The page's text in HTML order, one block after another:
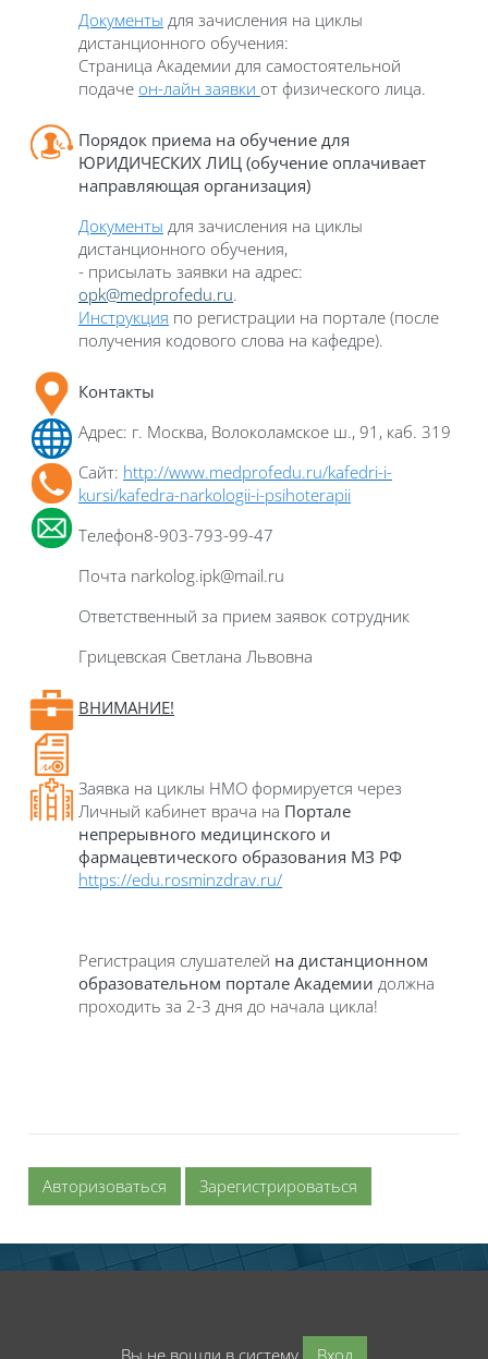
Документы для зачисления на циклы
дистанционного обучения:
Страница Академии для самостоятельной
подаче он-лайн заявки от физического лица.
Порядок приема на обучение для
ЮРИДИЧЕСКИХ ЛИЦ (обучение оплачивает
направляющая организация)
Документы для зачисления на циклы
дистанционного обучения,
- присылать заявки на адрес:
opk@medprofedu.ru.
Инструкция по регистрации на портале (после
получения кодового слова на кафедре).
Контакты
Адрес: г. Москва, Волоколамское ш., 91, каб. 319
Сайт: http://www.medprofedu.ru/kafedri-i-
kursi/kafedra-narkologii-i-psihoterapii
Телефон8-903-793-99-47
Почта narkolog.ipk@mail.ru
Ответственный за прием заявок сотрудник
Грицевская Светлана Львовна
ВНИМАНИЕ!
Заявка на циклы НМО формируется через
Личный кабинет врача на Портале
непрерывного медицинского и
фармацевтического образования МЗ РФ
https://edu.rosminzdrav.ru/
Регистрация слушателей на дистанционном
образовательном портале Академии должна
проходить за 2-3 дня до начала цикла!
Авторизоваться Зарегистрироваться
Вы не вошли в систему Вход